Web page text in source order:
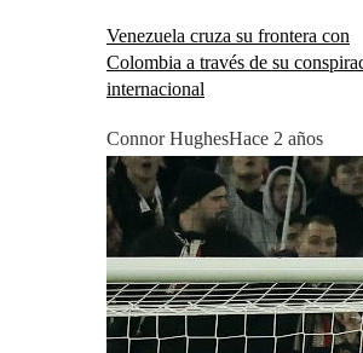
Venezuela cruza su frontera con
Colombia a través de su
internacional
Connor HughesHace 2 años